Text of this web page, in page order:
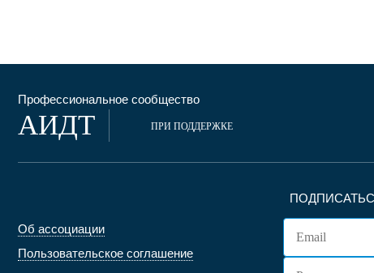
Профессиональное сообщество
АИДТ ПРИ ПОДДЕРЖКЕ
Об ассоциации
Пользовательское соглашение